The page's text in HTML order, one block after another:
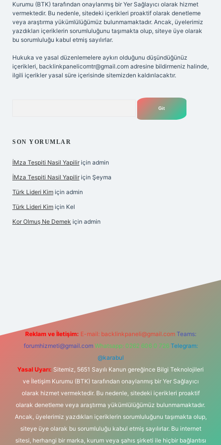
Kurumu (BTK) tarafından onaylanmış bir Yer Sağlayıcı olarak hizmet
vermektedir. Bu nedenle, sitedeki içerikleri proaktif olarak denetleme
veya araştırma yükümlülüğümüz bulunmamaktadır. Ancak, üyelerimiz
yazdıkları içeriklerin sorumluluğunu taşımakta olup, siteye üye olarak
bu sorumluluğu kabul etmiş sayılırlar.
Hukuka ve yasal düzenlemelere aykırı olduğunu düşündüğünüz
içerikleri, backlinkpanelicomtr@gmail.com adresine bildirmeniz halinde,
ilgili içerikler yasal süre içerisinde sitemizden kaldırılacaktır.
SON YORUMLAR
İMza Tespiti Nasil Yapilir için admin
İMza Tespiti Nasil Yapilir için Şeyma
Türk Lideri Kim için admin
Türk Lideri Kim için Kel
Kor Olmuş Ne Demek için admin
Reklam ve İletişim: E-mail: backlinkpaneli@gmail.com Teams:
forumhizmeti@gmail.com Whatsapp: 0262 606 0 726 Telegram:
@karabul
Yasal Uyarı: Sitemiz, 5651 Sayılı Kanun gereğince Bilgi Teknolojileri
ve İletişim Kurumu (BTK) tarafından onaylanmış bir Yer Sağlayıcı
olarak hizmet vermektedir. Bu nedenle, sitedeki içerikleri proaktif
olarak denetleme veya araştırma yükümlülüğümüz bulunmamaktadır.
Ancak, üyelerimiz yazdıkları içeriklerin sorumluluğunu taşımakta olup,
siteye üye olarak bu sorumluluğu kabul etmiş sayılırlar. Bu internet
sitesi, herhangi bir marka, kurum veya şahıs şirketi ile hiçbir bağlantısı